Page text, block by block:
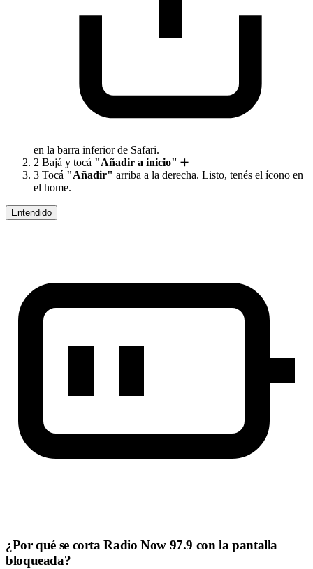
en la barra inferior de Safari.
2 Bajá y tocá "Añadir a inicio" ➕
3 Tocá "Añadir" arriba a la derecha. Listo, tenés el ícono en
el home.
Entendido
¿Por qué se corta Radio Now 97.9 con la pantalla
bloqueada?